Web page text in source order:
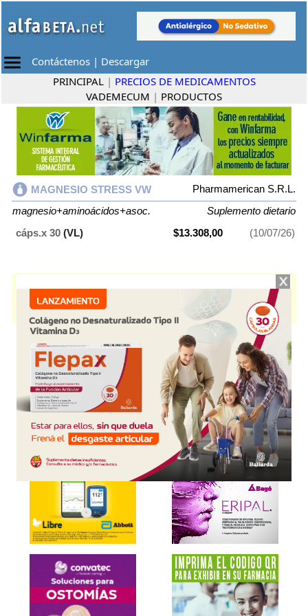
Contáctenos | Descargar
PRINCIPAL | PRECIOS DE MEDICAMENTOS
VADEMECUM | PRODUCTOS
MAGNESIO STRESS VW
Pharmamerican S.R.L.
magnesio+aminoácidos+asoc.
Suplemento dietario
cáps.x 30 (VL) $13.308,00 (10/07/26)
y se
indica comoSuplemento dietario
Pharmamerican
S.R.L.y cuenta con 1 presentación disponible.
Explorar más
Otros productos con
magnesio+aminoácidos+asoc.
Otros productos de
Pharmamerican S.R.L.